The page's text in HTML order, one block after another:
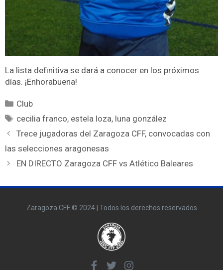
La lista definitiva se dará a conocer en los próximos
días. ¡Enhorabuena!
Club
cecilia franco, estela loza, luna gonzález
Trece jugadoras del Zaragoza CFF, convocadas con
las selecciones aragonesas
EN DIRECTO Zaragoza CFF vs Atlético Baleares
Zaragoza CFF © 2024 | Todos los derechos reservados